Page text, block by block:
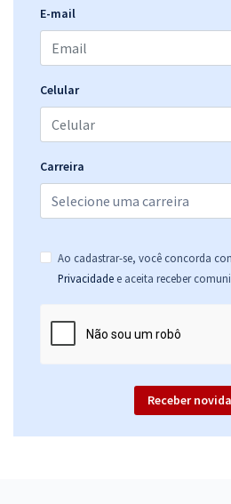
E-mail
Celular
Carreira
Ao cadastrar-se, você concorda
Privacidade e aceita receber
Receber